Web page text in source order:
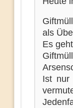
als
Es
Ist nur